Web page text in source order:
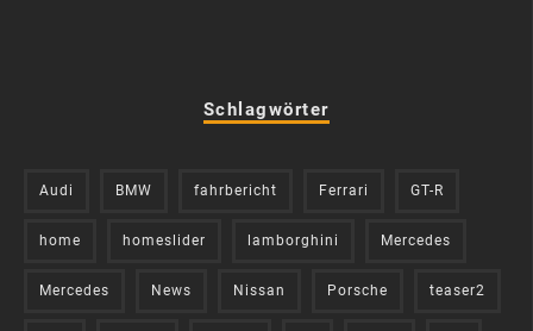
Schlagwörter
Audi BMW fahrbericht Ferrari GT-R
home homeslider lamborghini Mercedes
Mercedes News Nissan Porsche teaser2